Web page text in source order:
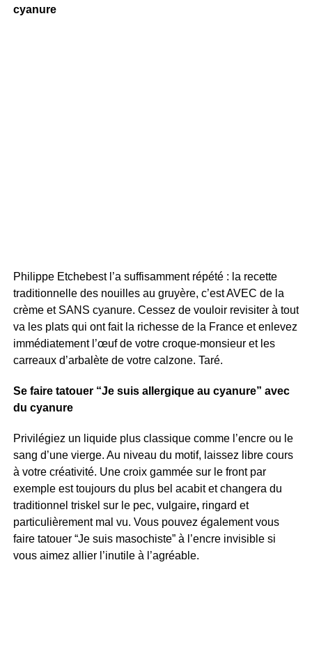
cyanure
Philippe Etchebest l’a suffisamment répété : la recette
traditionnelle des nouilles au gruyère, c’est AVEC de la
crème et SANS cyanure. Cessez de vouloir revisiter à tout
va les plats qui ont fait la richesse de la France et enlevez
immédiatement l’œuf de votre croque-monsieur et les
carreaux d’arbalète de votre calzone. Taré.
Se faire tatouer “Je suis allergique au cyanure” avec
du cyanure
Privilégiez un liquide plus classique comme l’encre ou le
sang d’une vierge. Au niveau du motif, laissez libre cours
à votre créativité. Une croix gammée sur le front par
exemple est toujours du plus bel acabit et changera du
traditionnel triskel sur le pec, vulgaire, ringard et
particulièrement mal vu. Vous pouvez également vous
faire tatouer “Je suis masochiste” à l’encre invisible si
vous aimez allier l’inutile à l’agréable.